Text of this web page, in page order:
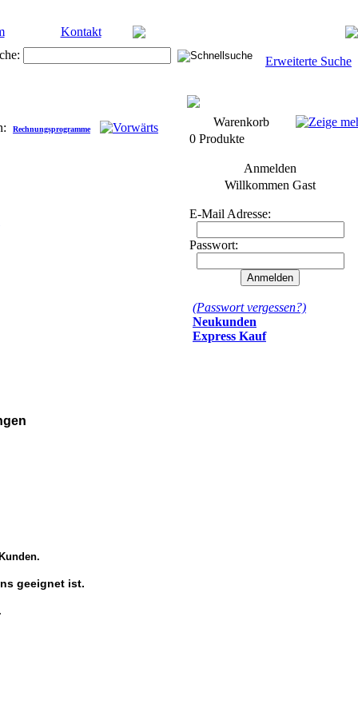
Kontakt
Erweiterte Suche
Rechnungsprogramme
geeignet ist.
Warenkorb
0 Produkte
Anmelden
Willkommen Gast
E-Mail Adresse:
Passwort:
(Passwort vergessen?)
Neukunden
Express Kauf